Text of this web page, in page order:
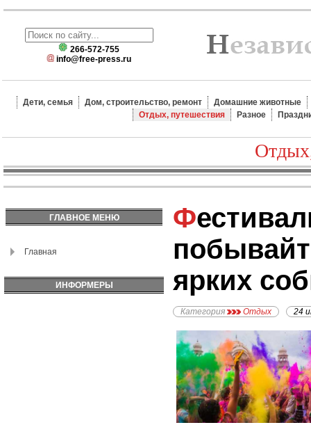
266-572-755
info@free-press.ru
Дети, семья Дом, строительство, ремонт
Домашние животные
Отдых, путешествия
Разное
ГЛАВНОЕ МЕНЮ
Главная
ИНФОРМЕРЫ
Фестивали мира:
ярких
Категория Отдых 24